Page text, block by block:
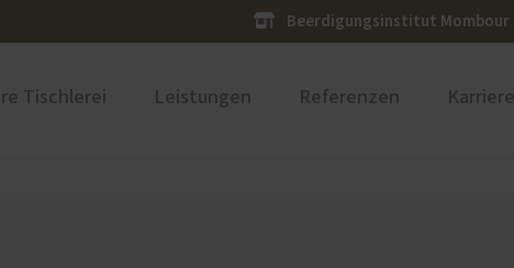
Beerdigungsinstitut Mombour
Tischlerei Leistungen Referenzen Karriere